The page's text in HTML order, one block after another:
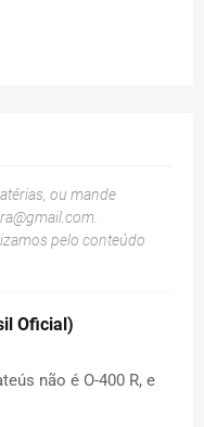
ou mande
pelo conteúdo
Oficial)
não é O-400 R, e